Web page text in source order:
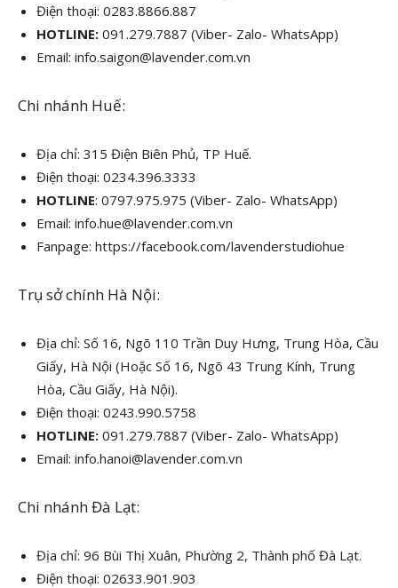
Điện thoại: 0283.8866.887
HOTLINE: 091.279.7887 (Viber- Zalo- WhatsApp)
Email: info.saigon@lavender.com.vn
Chi nhánh Huế:
Địa chỉ: 315 Điện Biên Phủ, TP Huế.
Điện thoại: 0234.396.3333
HOTLINE: 0797.975.975 (Viber- Zalo- WhatsApp)
Email: info.hue@lavender.com.vn
Fanpage: https://facebook.com/lavenderstudiohue
Trụ sở chính Hà Nội:
Địa chỉ: Số 16, Ngõ 110 Trần Duy Hưng, Trung Hòa, Cầu
Giấy, Hà Nội (Hoặc Số 16, Ngõ 43 Trung Kính, Trung
Hòa, Cầu Giấy, Hà Nội).
Điện thoại: 0243.990.5758
HOTLINE: 091.279.7887 (Viber- Zalo- WhatsApp)
Email: info.hanoi@lavender.com.vn
Chi nhánh Đà Lạt:
Địa chỉ: 96 Bùi Thị Xuân, Phường 2, Thành phố Đà Lạt.
Điện thoại: 02633.901.903